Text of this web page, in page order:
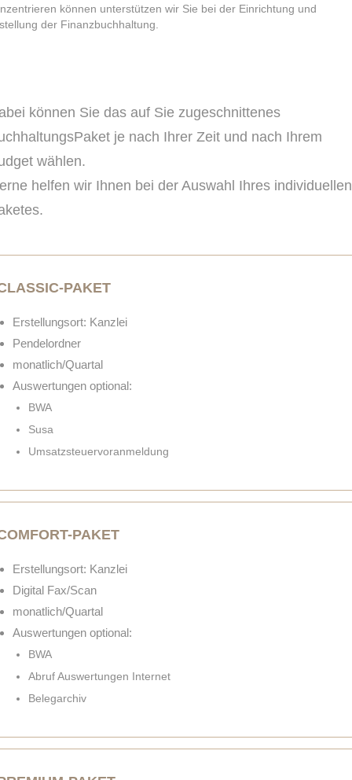
können unterstützen wir Sie bei der Einrichtung und
der Finanzbuchhaltung.
können Sie das auf Sie zugeschnittenes
je nach Ihrer Zeit und nach Ihrem
wählen.
helfen wir Ihnen bei der Auswahl Ihres individuellen
PAKET
Erstellungsort: Kanzlei
Pendelordner
monatlich/Quartal
Auswertungen optional:
BWA
Susa
Umsatzsteuervoranmeldung
PAKET
Erstellungsort: Kanzlei
Digital Fax/Scan
monatlich/Quartal
Auswertungen optional:
BWA
Abruf Auswertungen Internet
Belegarchiv